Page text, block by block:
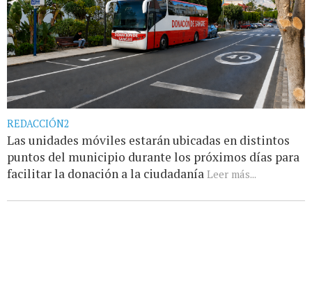
REDACCIÓN2
Las unidades móviles estarán ubicadas en distintos
puntos del municipio durante los próximos días para
facilitar la donación a la ciudadanía Leer más...